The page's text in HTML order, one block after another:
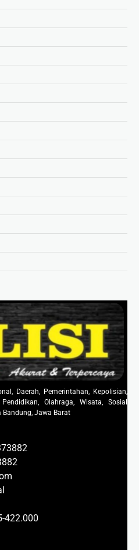
Daerah, Pemerintahan, Kepolisian,
Olahraga, Wisata, Sosial
Bandung, Jawa Barat
422.000